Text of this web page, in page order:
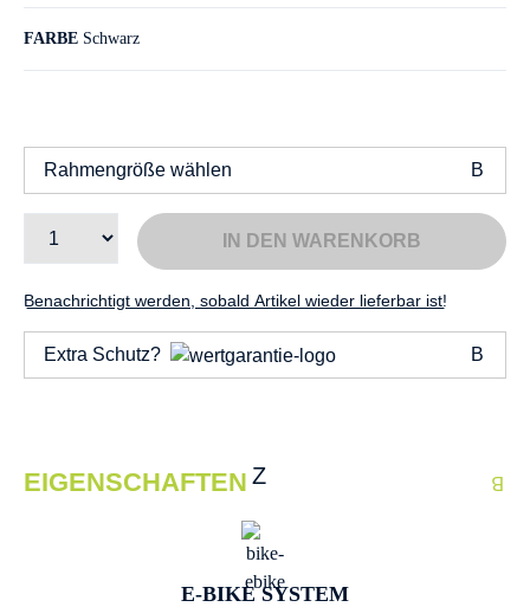
FARBE Schwarz
Rahmengröße wählen
IN DEN WARENKORB
Benachrichtigt werden, sobald Artikel wieder lieferbar ist!
Extra Schutz?
EIGENSCHAFTEN
E-BIKE SYSTEM